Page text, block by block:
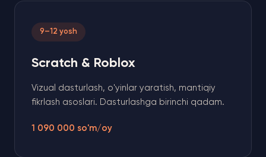
9–12 yosh
Scratch & Roblox
Vizual dasturlash, o'yinlar yaratish, mantiqiy
fikrlash asoslari. Dasturlashga birinchi qadam.
1 090 000 so'm/oy